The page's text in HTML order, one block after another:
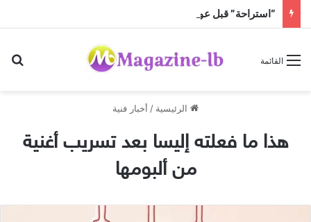
“استراحة” قبل عودة الحرّ!
القائمة
الرئيسية / أخبار فنية
هذا ما فعلته إليسا بعد تسريب أغنية
من ألبومها